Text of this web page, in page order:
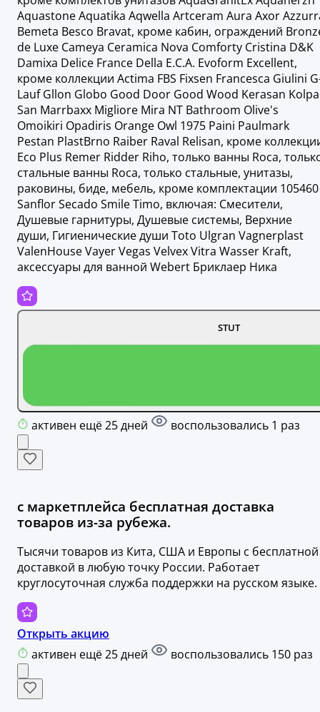
Aquastone Aquatika Aqwella Artceram Aura Axor
Bemeta Besco Bravat, кроме кабин, ограждений
de Luxe Cameya Ceramica Nova Comforty Cristina D&K
Damixa Delice France Della E.C.A. Evoform Excellent,
кроме коллекции Actima FBS Fixsen Francesca Giulini
Lauf Gllon Globo Good Door Good Wood Kerasan Kolpa
San Marrbaxx Migliore Mira NT Bathroom Olive's
Omoikiri Opadiris Orange Owl 1975 Paini Paulmark
Pestan PlastBrno Raiber Raval Relisan, кроме
Eco Plus Remer Ridder Riho, только ванны Roca,
стальные ванны Roca, только стальные, унитазы,
раковины, биде, мебель, кроме комплектации 105460
Sanflor Secado Smile Timo, включая: Смесители,
Душевые гарнитуры, Душевые системы, Верхние
души, Гигиенические души Toto Ulgran Vagnerplast
ValenHouse Vayer Vegas Velvex Vitra Wasser Kraft,
аксессуары для ванной Webert Бриклаер Ника
STUT
активен ещё 25 дней воспользовались 1 раз
с маркетплейса бесплатная доставка
товаров из-за рубежа.
Тысячи товаров из Кита, США и Европы с бесплатной
доставкой в любую точку России. Работает
круглосуточная служба поддержки на русском языке.
Открыть акцию
активен ещё 25 дней
воспользовались 150 раз